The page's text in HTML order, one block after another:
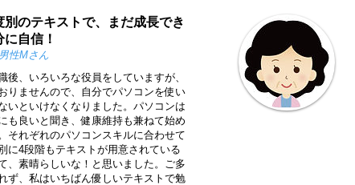
別のテキストで、まだ成長でき
に自信！
性Mさん
後、いろいろな役員をしていますが、
りませんので、自分でパソコンを使い
いといけなくなりました。パソコンは
も良いと聞き、健康維持も兼ねて始め
それぞれのパソコンスキルに合わせて
に4段階もテキストが用意されている
、素晴らしいな！と思いました。ご多
ず、私はいちばん優しいテキストで勉